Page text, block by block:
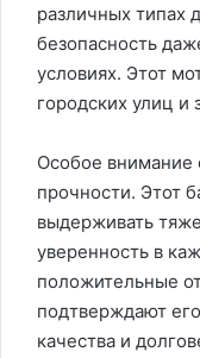
различных типах
безопасность
условиях. Этот
городских улиц и
Особое внимание
прочности. Этот
выдерживать
уверенность в
положительные
подтверждают
качества и